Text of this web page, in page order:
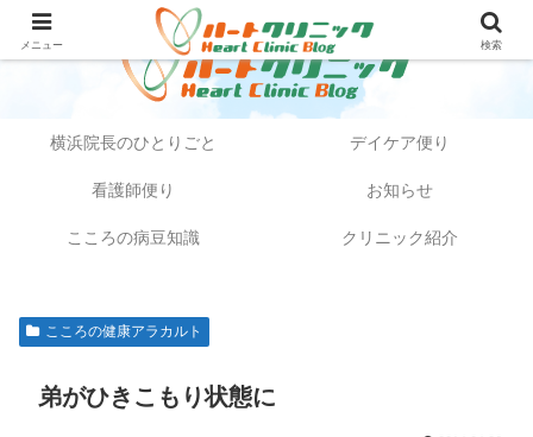
横浜院長のひとりごと デイケア便り
看護師便り お知らせ
こころの病豆知識 クリニック紹介
こころの健康アラカルト
弟がひきこもり状態に
メニュー 検索